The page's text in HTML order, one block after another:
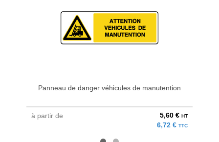
Panneau de danger véhicules de manutention
à partir de 5,60 € HT
6,72 € TTC